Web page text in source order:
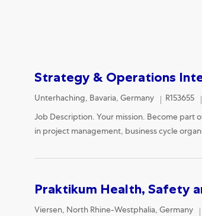
Strategy & Operations
Location
Unterhaching, Bavaria, Germany R153655
Job Description. Your mission. Become part
in project management, business cycle
Praktikum Health, Safety
Location
Viersen, North Rhine-Westphalia, Germany